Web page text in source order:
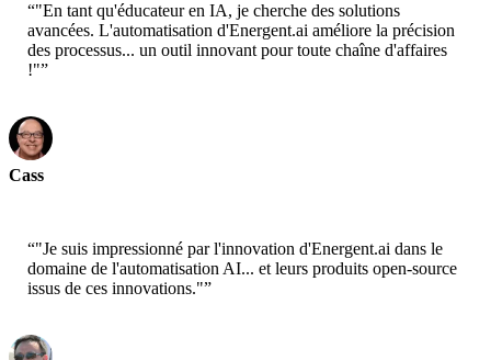
“"En tant qu'éducateur en IA, je cherche des solutions
avancées. L'automatisation d'Energent.ai améliore la précision
des processus... un outil innovant pour toute chaîne d'affaires
!"”
Cass
“"Je suis impressionné par l'innovation d'Energent.ai dans le
domaine de l'automatisation AI... et leurs produits open-source
issus de ces innovations."”